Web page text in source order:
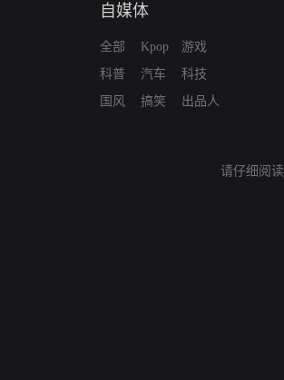
自媒体
全部
科普
国风
Kpop
汽车
搞笑
游戏
科技
出品人
请仔细阅读